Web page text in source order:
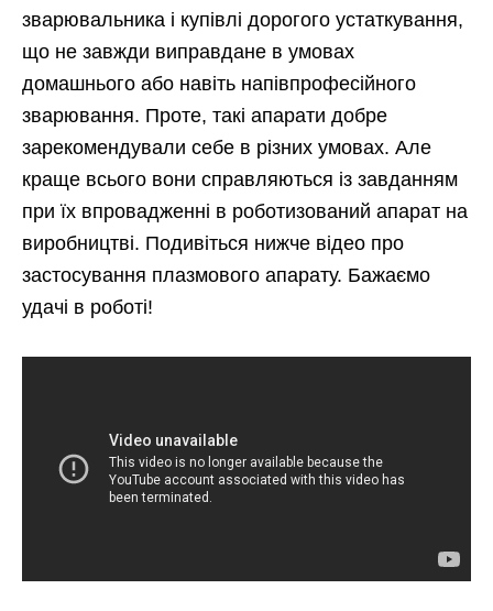
зварювальника і купівлі дорогого устаткування,
що не завжди виправдане в умовах
домашнього або навіть напівпрофесійного
зварювання. Проте, такі апарати добре
зарекомендували себе в різних умовах. Але
краще всього вони справляються із завданням
при їх впровадженні в роботизований апарат на
виробництві. Подивіться нижче відео про
застосування плазмового апарату. Бажаємо
удачі в роботі!